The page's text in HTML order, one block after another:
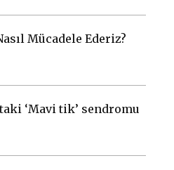
Mücadele Ederiz?
‘Mavi tik’ sendromu